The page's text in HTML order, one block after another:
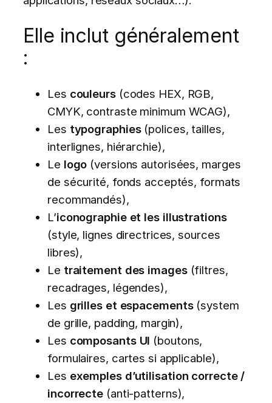
Elle inclut généralement
:
Les couleurs(codes HEX, RGB,
CMYK, contraste minimum WCAG),
Les typographies(polices, tailles,
interlignes, hiérarchie),
Le logo (versions autorisées, marges
de sécurité, fonds acceptés, formats
recommandés),
L’iconographie et les illustrations
(style, lignes directrices, sources
libres),
Le traitement des images(filtres,
recadrages, légendes),
Les grilles et espacements(system
de grille, padding, margin),
Les composants UI (boutons,
formulaires, cartes si applicable),
Les exemples d’utilisation correcte /
incorrecte (anti-patterns),